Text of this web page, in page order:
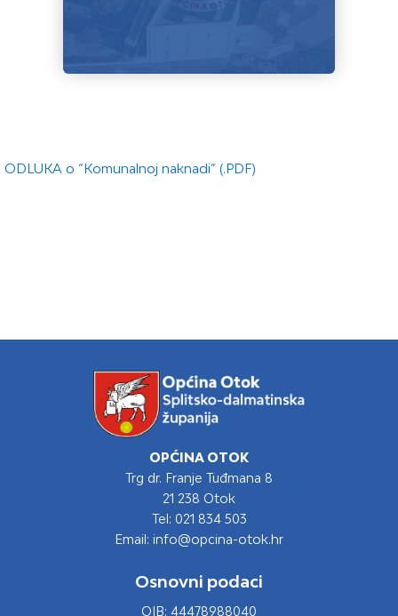
ODLUKA o “Komunalnoj naknadi” (.PDF)
OPĆINA OTOK
Trg dr. Franje Tuđmana 8
21 238 Otok
Tel: 021 834 503
Email: info@opcina-otok.hr
Osnovni podaci
OIB: 44478988040